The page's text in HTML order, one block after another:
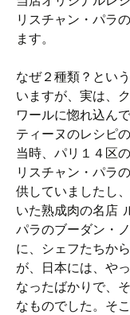
リスチャン・パラ
ます。
なぜ２種類？とい
いますが、実は、
ワールに惚れ込ん
ティーヌのレシピの
当時、パリ１４区
リスチャン・パラ
供していましたし
いた熟成肉の名店
パラのブーダン・
に、シェフたちか
が、日本には、や
なったばかりで、
なものでした。そ